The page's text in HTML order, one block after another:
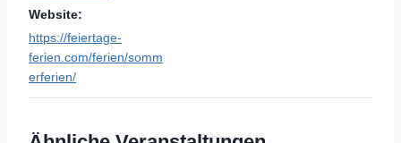
Website:
https://feiertage-
ferien.com/ferien/somm
erferien/